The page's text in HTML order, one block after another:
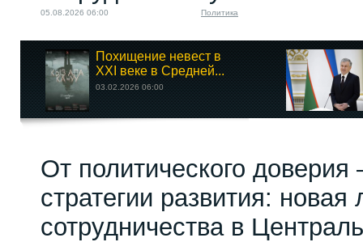
05.08.2026 06:00 Политика
Похищение невест в
XXI веке в Средней...
03.02.2026 06:00
От политического
стратегии развития: новая
сотрудничества в